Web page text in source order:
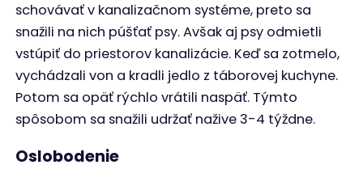
schovávať v kanalizačnom systéme, preto sa
snažili na nich púšťať psy. Avšak aj psy odmietli
vstúpiť do priestorov kanalizácie. Keď sa zotmelo,
vychádzali von a kradli jedlo z táborovej kuchyne.
Potom sa opäť rýchlo vrátili naspäť. Týmto
spôsobom sa snažili udržať nažive 3-4 týždne.
Oslobodenie